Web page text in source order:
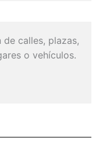
de calles, plazas,
o vehículos.